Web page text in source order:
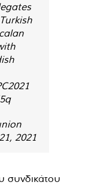
2021
συνδικάτου